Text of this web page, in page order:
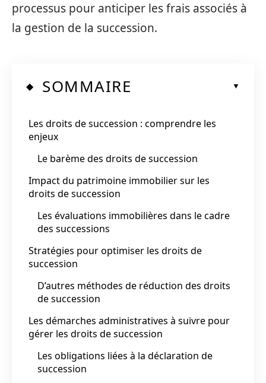
processus pour anticiper les frais associés à
la gestion de la succession.
SOMMAIRE
Les droits de succession : comprendre les
enjeux
Le barème des droits de succession
Impact du patrimoine immobilier sur les
droits de succession
Les évaluations immobilières dans le cadre
des successions
Stratégies pour optimiser les droits de
succession
D’autres méthodes de réduction des droits
de succession
Les démarches administratives à suivre pour
gérer les droits de succession
Les obligations liées à la déclaration de
succession